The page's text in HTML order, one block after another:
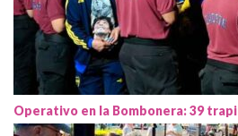
Operativo en la Bombonera: 39